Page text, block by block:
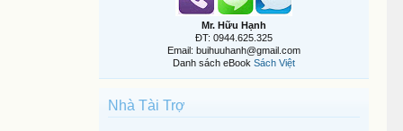
Mr. Hữu Hạnh
ĐT: 0944.625.325
Email: buihuuhanh@gmail.com
Danh sách eBook Sách Việt
Nhà Tài Trợ